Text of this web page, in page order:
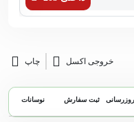
خروجی اکسل چاپ
ثبت سفارش نوسانات